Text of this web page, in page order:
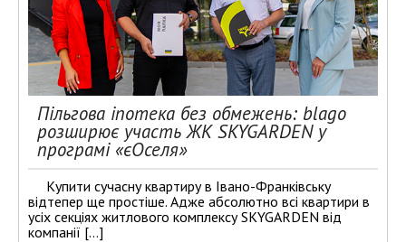
Пільгова іпотека без обмежень: blago
розширює участь ЖК SKYGARDEN у
програмі «єОселя»
​Купити сучасну квартиру в Івано-Франківську
відтепер ще простіше. Адже абсолютно всі квартири в
усіх секціях житлового комплексу SKYGARDEN від
компанії […]